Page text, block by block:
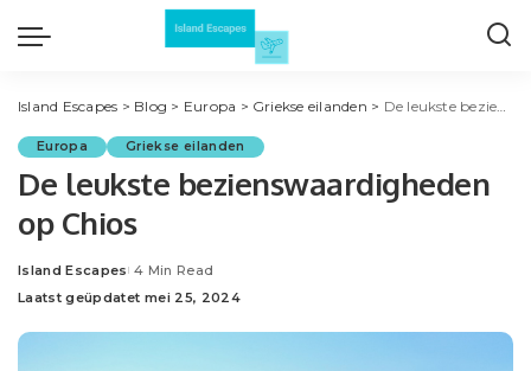
Island Escapes > Blog > Europa > Griekse eilanden > De leukste bezienswaardigheden op Chios
Europa Griekse eilanden
De leukste bezienswaardigheden
op Chios
Posted
by
Island Escapes 4 Min Read
Laatst geüpdatet mei 25, 2024